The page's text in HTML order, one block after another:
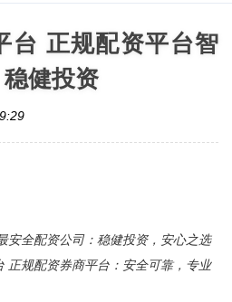
台 正规配资平台智
健投资
安全配资公司：稳健投资，安心之选
正规配资券商平台：安全可靠，专业